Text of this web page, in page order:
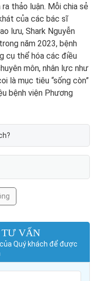
thảo luận. Mỗi chia sẻ
của các bác sĩ
lưu, Shark Nguyễn
năm 2023, bệnh
cụ thể hóa các điều
môn, nhân lực như
là mục tiêu “sống còn”
bệnh viện Phương
VẤN
Quý khách để được